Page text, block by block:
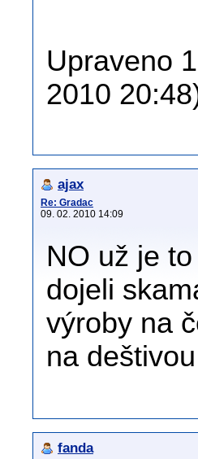
Upraveno
2010
ajax
Re: Gradac
09. 02. 2010 14:09
NO už je
dojeli
výroby na
na
fanda